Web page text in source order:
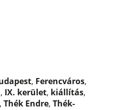
, Ferencváros,
, IX. kerület, kiállítás,
,Thék Endre,Thék-